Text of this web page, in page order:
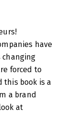
have
changing
forced to
this book is a
a brand
at